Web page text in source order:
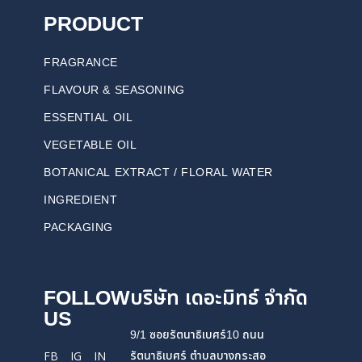
PRODUCT
FRAGRANCE
FLAVOUR & SEASONING
ESSENTIAL OIL
VEGETABLE OIL
BOTANICAL EXTRACT / FLORAL WATER
INGREDIENT
PACKAGING
FOLLOW
US
FB IG IN
บริษัท เดอะมิทธ์ จำกัด
9/1 ซอยรัตนาธิเบศร์10 ถนน
รัตนาธิเบศร์ ตำบลบางกระสอ